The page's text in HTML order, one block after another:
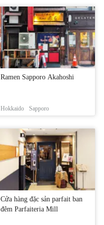
Ramen Sapporo Akahoshi
Hokkaido Sapporo
Cửa hàng đặc sản parfait ban
đêm Parfaiteria Mill